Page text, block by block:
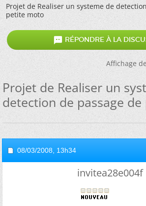
Projet de Realiser un systeme de
petite moto
 RÉPONDRE À LA
Affichage
Projet de Realiser un
detection de passage
08/03/2008, 13h34
invitea28e004f